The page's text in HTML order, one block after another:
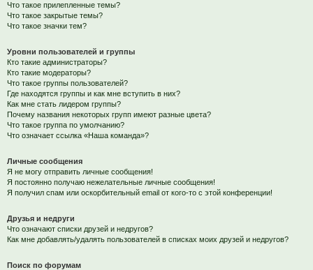
Что такое прилепленные темы?
Что такое закрытые темы?
Что такое значки тем?
Уровни пользователей и группы
Кто такие администраторы?
Кто такие модераторы?
Что такое группы пользователей?
Где находятся группы и как мне вступить в них?
Как мне стать лидером группы?
Почему названия некоторых групп имеют разные цвета?
Что такое группа по умолчанию?
Что означает ссылка «Наша команда»?
Личные сообщения
Я не могу отправить личные сообщения!
Я постоянно получаю нежелательные личные сообщения!
Я получил спам или оскорбительный email от кого-то с этой конференции!
Друзья и недруги
Что означают списки друзей и недругов?
Как мне добавлять/удалять пользователей в списках моих друзей и недругов?
Поиск по форумам